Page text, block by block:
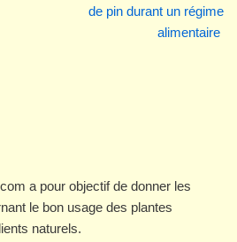
de pin durant un régime
alimentaire
a pour objectif de donner les
le bon usage des plantes
naturels.